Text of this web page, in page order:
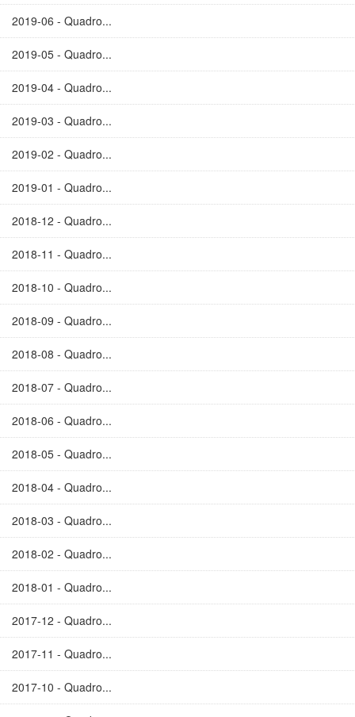
2019-06 - Quadro...
2019-05 - Quadro...
2019-04 - Quadro...
2019-03 - Quadro...
2019-02 - Quadro...
2019-01 - Quadro...
2018-12 - Quadro...
2018-11 - Quadro...
2018-10 - Quadro...
2018-09 - Quadro...
2018-08 - Quadro...
2018-07 - Quadro...
2018-06 - Quadro...
2018-05 - Quadro...
2018-04 - Quadro...
2018-03 - Quadro...
2018-02 - Quadro...
2018-01 - Quadro...
2017-12 - Quadro...
2017-11 - Quadro...
2017-10 - Quadro...